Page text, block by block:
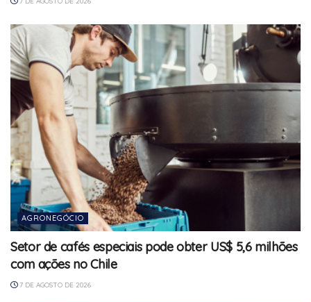
AGRONEGÓCIO
Setor de cafés especiais pode obter US$ 5,6 milhões
com ações no Chile
7 DE AGOSTO DE 2026